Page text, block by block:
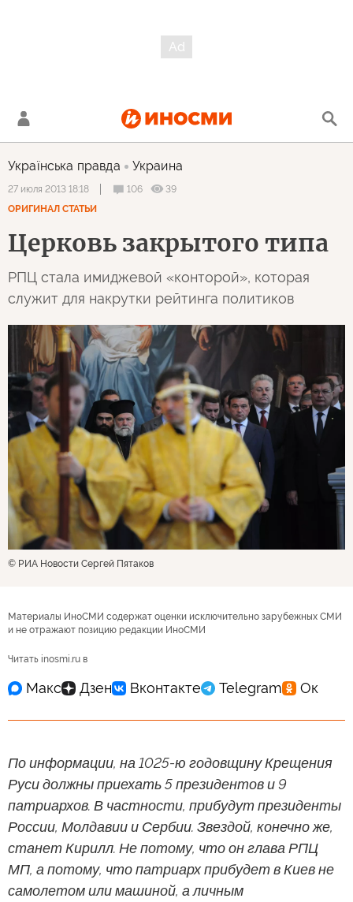
Українська правда Украина
27 июля 2013 18:18 106
39
ОРИГИНАЛ СТАТЬИ
Церковь закрытого типа
РПЦ стала имиджевой «конторой», которая
служит для накрутки рейтинга политиков
© РИА Новости Сергей Пятаков
Материалы ИноСМИ содержат оценки исключительно зарубежных СМИ
и не отражают позицию редакции ИноСМИ
Читать inosmi.ru в
По информации, на 1025-ю годовщину Крещения
Руси должны приехать 5 президентов и 9
патриархов. В частности, прибудут президенты
России, Молдавии и Сербии. Звездой, конечно же,
станет Кирилл. Не потому, что он глава РПЦ
МП, а потому, что патриарх прибудет в Киев не
самолетом или машиной, а личным